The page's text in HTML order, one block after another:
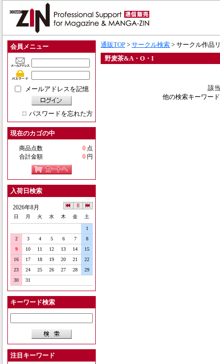
会員メニュー
メールアドレスを記憶
パスワードを忘れた方
現在のカゴの中
商品点数 0 点
合計金額
0 円
入荷日検索
2026年8月
日 月 火 水 木 金 土
1
2
3 4 5 6 7
8
9
10 11 12 13 14
15
16
17 18 19 20 21
22
23
24 25 26 27 28
29
30
31
キーワード検索
注目キーワード
通販TOP > サークル検索 > サークル作品
野麦茶&A・O・I
該
他の検索キーワー